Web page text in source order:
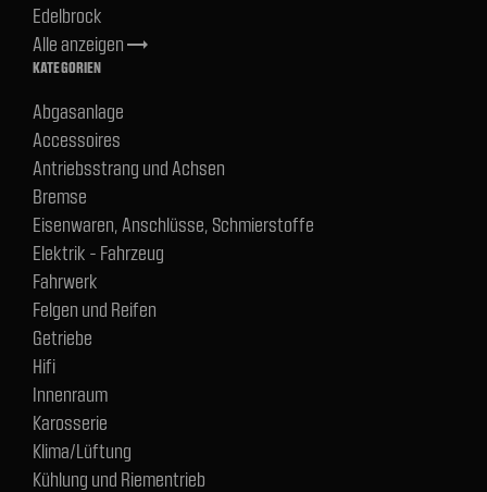
Edelbrock
Alle anzeigentrending_flat
KATEGORIEN
Abgasanlage
Accessoires
Antriebsstrang und Achsen
Bremse
Eisenwaren, Anschlüsse, Schmierstoffe
Elektrik - Fahrzeug
Fahrwerk
Felgen und Reifen
Getriebe
Hifi
Innenraum
Karosserie
Klima/Lüftung
Kühlung und Riementrieb